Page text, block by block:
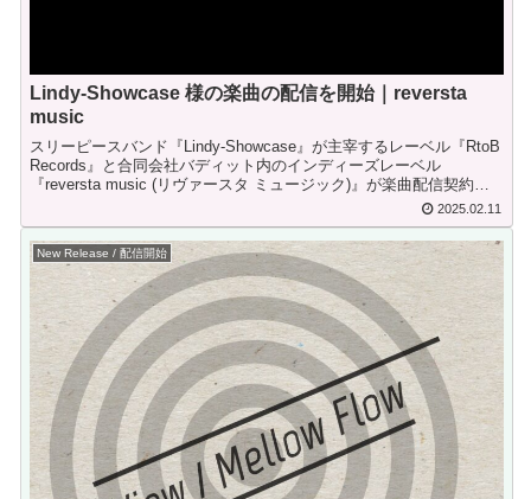
Lindy-Showcase 様の楽曲の配信を開始｜reversta
music
スリーピースバンド『Lindy-Showcase』が主宰するレーベル『RtoB
Records』と合同会社バディット内のインディーズレーベル
『reversta music (リヴァースタ ミュージック)』が楽曲配信契約を
締結。ダウンロード販売及びサブスクリプション配信を開始。2025.02.11
New Release / 配信開始